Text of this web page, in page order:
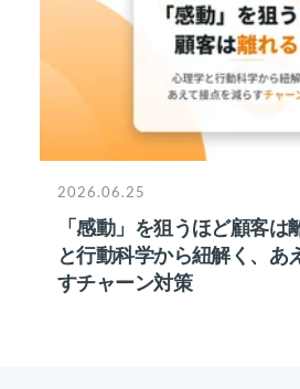
2026.06.25
「感動」を狙うほど顧客は
と行動科学から紐解く、あ
すチャーン対策